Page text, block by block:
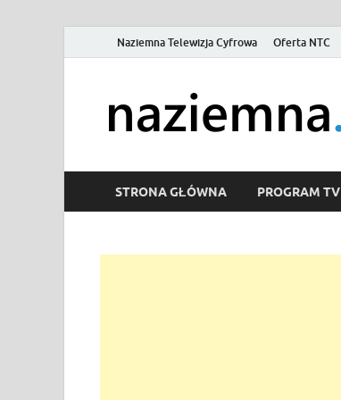
Naziemna Telewizja Cyfrowa Oferta NTC
STRONA GŁÓWNA PROGRAM TV